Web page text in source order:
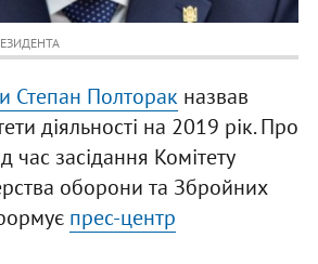
Степан Полторак назвав
діяльності на 2019 рік. Про
час засідання Комітету
оборони та Збройних
прес-центр